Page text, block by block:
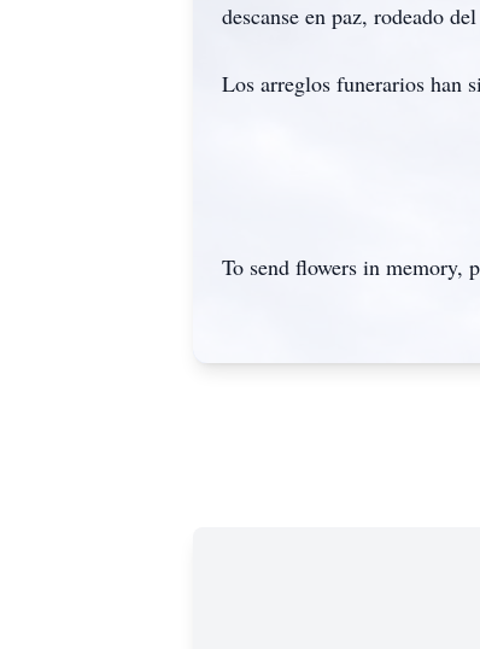
descanse en paz, rodeado
Los arreglos funerarios han
To send flowers in memory,